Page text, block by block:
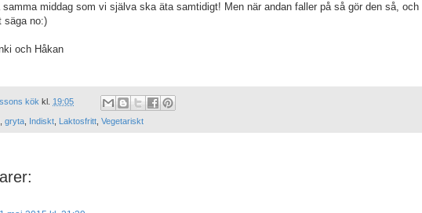
middag som vi själva ska äta samtidigt! Men när andan faller på så gör den så, och
säga no:)
och Håkan
kök kl. 19:05
gryta Indiskt Laktosfritt Vegetariskt